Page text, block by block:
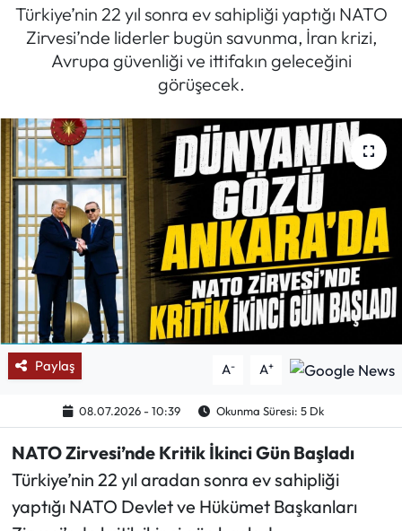
Türkiye’nin 22 yıl sonra ev sahipliği yaptığı NATO
Zirvesi’nde liderler bugün savunma, İran krizi,
Avrupa güvenliği ve ittifakın geleceğini
görüşecek.
Paylaş A- A+
08.07.2026 - 10:39 Okunma Süresi: 5 Dk
NATO Zirvesi’nde Kritik İkinci Gün Başladı
Türkiye’nin 22 yıl aradan sonra ev sahipliği
yaptığı NATO Devlet ve Hükümet Başkanları
Dünya
Magazin
Mektup Galeri
Röportaj
Manşet
Köşe Yazıları
Karikatür Galeri
BIK
Mektup Galeri
Haber Arşivi